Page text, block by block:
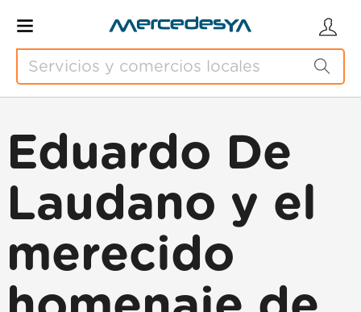
Eduardo De
Laudano y el
merecido